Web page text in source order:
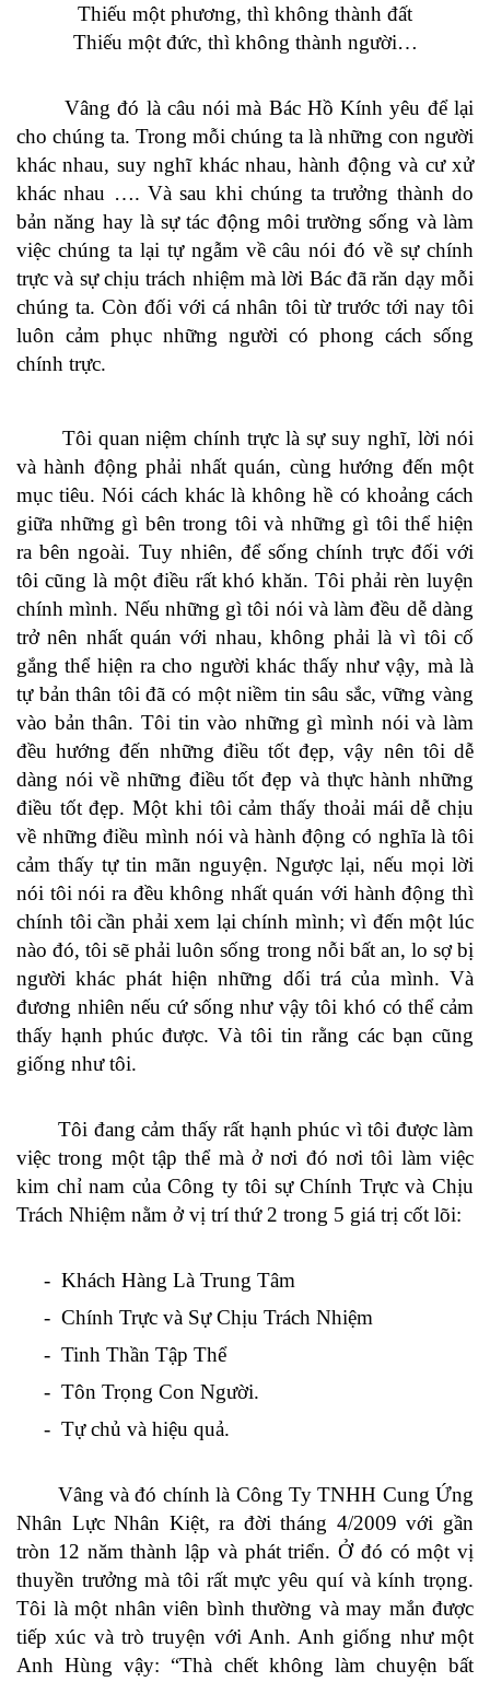
Thiếu một phương, thì không thành đất
Thiếu một đức, thì không thành người…
Vâng đó là câu nói mà Bác Hồ Kính yêu để lại
cho chúng ta. Trong mỗi chúng ta là những con người
khác nhau, suy nghĩ khác nhau, hành động và cư xử
khác nhau …. Và sau khi chúng ta trưởng thành do
bản năng hay là sự tác động môi trường sống và làm
việc chúng ta lại tự ngẫm về câu nói đó về sự chính
trực và sự chịu trách nhiệm mà lời Bác đã răn dạy mỗi
chúng ta. Còn đối với cá nhân tôi từ trước tới nay tôi
luôn cảm phục những người có phong cách sống
chính trực.
Tôi quan niệm chính trực là sự suy nghĩ, lời nói
và hành động phải nhất quán, cùng hướng đến một
mục tiêu. Nói cách khác là không hề có khoảng cách
giữa những gì bên trong tôi và những gì tôi thể hiện
ra bên ngoài. Tuy nhiên, để sống chính trực đối với
tôi cũng là một điều rất khó khăn. Tôi phải rèn luyện
chính mình. Nếu những gì tôi nói và làm đều dễ dàng
trở nên nhất quán với nhau, không phải là vì tôi cố
gắng thể hiện ra cho người khác thấy như vậy, mà là
tự bản thân tôi đã có một niềm tin sâu sắc, vững vàng
vào bản thân. Tôi tin vào những gì mình nói và làm
đều hướng đến những điều tốt đẹp, vậy nên tôi dễ
dàng nói về những điều tốt đẹp và thực hành những
điều tốt đẹp. Một khi tôi cảm thấy thoải mái dễ chịu
về những điều mình nói và hành động có nghĩa là tôi
cảm thấy tự tin mãn nguyện. Ngược lại, nếu mọi lời
nói tôi nói ra đều không nhất quán với hành động thì
chính tôi cần phải xem lại chính mình; vì đến một lúc
nào đó, tôi sẽ phải luôn sống trong nỗi bất an, lo sợ bị
người khác phát hiện những dối trá của mình. Và
đương nhiên nếu cứ sống như vậy tôi khó có thể cảm
thấy hạnh phúc được. Và tôi tin rằng các bạn cũng
giống như tôi.
Tôi đang cảm thấy rất hạnh phúc vì tôi được làm
việc trong một tập thể mà ở nơi đó nơi tôi làm việc
kim chỉ nam của Công ty tôi sự Chính Trực và Chịu
Trách Nhiệm nằm ở vị trí thứ 2 trong 5 giá trị cốt lõi:
- Khách Hàng Là Trung Tâm
- Chính Trực và Sự Chịu Trách Nhiệm
- Tinh Thần Tập Thể
- Tôn Trọng Con Người.
- Tự chủ và hiệu quả.
Vâng và đó chính là Công Ty TNHH Cung Ứng
Nhân Lực Nhân Kiệt, ra đời tháng 4/2009 với gần
tròn 12 năm thành lập và phát triển. Ở đó có một vị
thuyền trưởng mà tôi rất mực yêu quí và kính trọng.
Tôi là một nhân viên bình thường và may mắn được
tiếp xúc và trò truyện với Anh. Anh giống như một
Anh Hùng vậy: “Thà chết không làm chuyện bất